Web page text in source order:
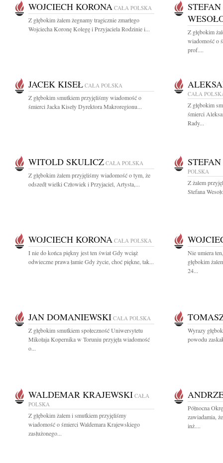
WOJCIECH KORONA CAŁA POLSKA
Z głębokim żalem żegnamy tragicznie zmarłego
Wojciecha Koronę Kolegę i Przyjaciela Rodzinie i...
Z głębokim
wiadomość o
prof....
JACEK KISEŁ CAŁA POLSKA
Z głębokim smutkiem przyjęliśmy wiadomość o
śmierci Jacka Kiseły Dyrektora Makroregionu...
CAŁA
Z głębokim
śmierci
Rady...
WITOLD SKULICZ CAŁA POLSKA
Z głębokim żalem przyjęliśmy wiadomość o tym, że
odszedł wielki Człowiek i Przyjaciel, Artysta,...
POLSKA
Z żalem
Stefana
WOJCIECH KORONA CAŁA POLSKA
I nie do końca piękny jest ten świat Gdy wciąż
odwieczne prawa łamie Gdy życie, choć piękne, tak...
Nie umiera
głębokim
24...
JAN DOMANIEWSKI CAŁA POLSKA
Z głębokim smutkiem społeczność Uniwersytetu
Mikołaja Kopernika w Toruniu przyjęła wiadomość
o...
Wyrazy
powodu
WALDEMAR KRAJEWSKI CAŁA
POLSKA
Z głębokim żalem i smutkiem przyjęliśmy
wiadomość o śmierci Waldemara Krajewskiego
zasłużonego...
Północna
zawiadamia,
inż....